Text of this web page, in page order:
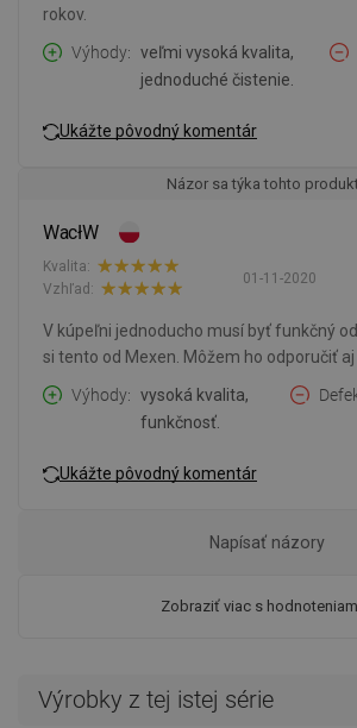
rokov.
Výhody
veľmi vysoká kvalita,
jednoduché čistenie.
Ukážte pôvodný komentár
Názor sa týka tohto
WacłW
01-11-2020
Kvalita:
Vzhľad:
V kúpeľni jednoducho musí byť funkčný
si tento od Mexen. Môžem ho odporučiť aj
Výhody
vysoká kvalita,
funkčnosť.
Ukážte pôvodný komentár
Zobraziť viac s
Napísať názory
Výrobky z tej istej série